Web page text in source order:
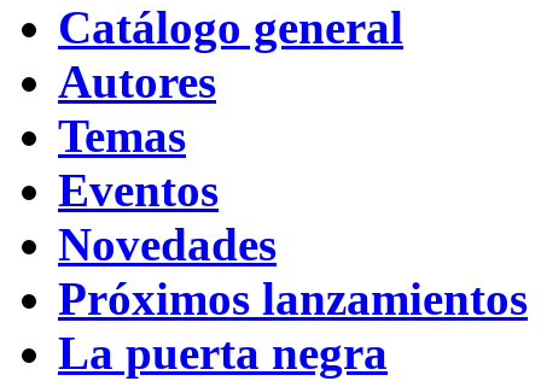
Catálogo general
Autores
Temas
Eventos
Novedades
Próximos lanzamientos
La puerta negra